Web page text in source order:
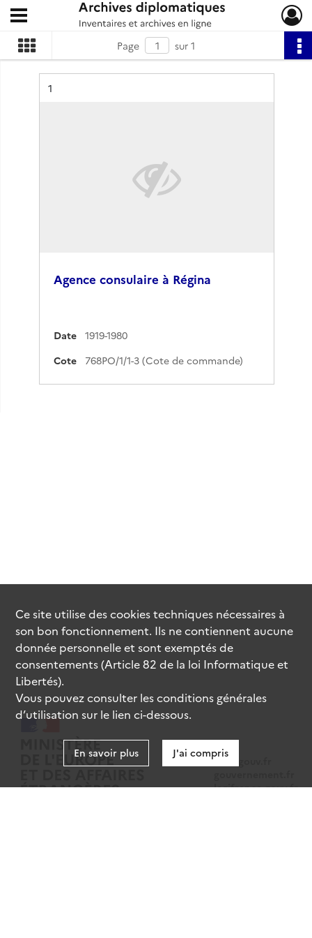
Archives diplomatiques
Ouvrir le menu déroulant
Page sur 1
Résultat n°
1
Agence consulaire à Régina
Date
1919-1980
Cote
768PO/1/1-3 (Cote de commande)
data.gouv.fr
legifrance.gouv.fr
Ce site utilise descookiestechniques nécessaires à
son bon fonctionnement. Ils ne contiennent aucune
donnée personnelle et sont exemptés de
consentements (Article 82 de la loi Informatique et
Libertés).
Vous pouvez consulter les conditions générales
d’utilisation sur le lien ci-dessous.
En savoir plus J'ai compris